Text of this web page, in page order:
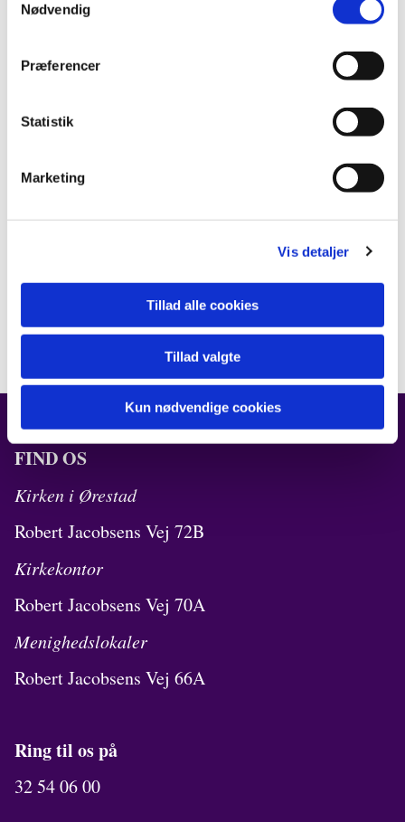
Nødvendig
Præferencer
Statistik
Marketing
Vis detaljer
Tillad alle cookies
Tillad valgte
Kun nødvendige cookies
FIND OS
Kirken i Ørestad
Robert Jacobsens Vej 72B
Kirkekontor
Robert Jacobsens Vej 70A
Menighedslokaler
Robert Jacobsens Vej 66A
Ring til os på
32 54 06 00